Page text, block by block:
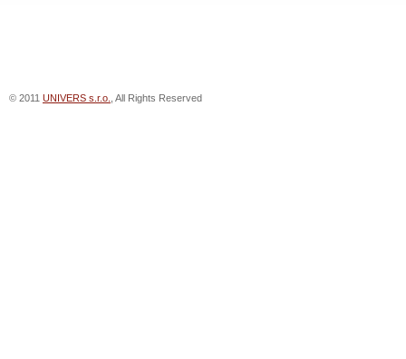
© 2011 UNIVERS s.r.o. , All Rights Reserved